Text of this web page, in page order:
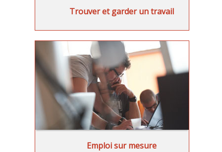
Trouver et garder un travail
Emploi sur mesure